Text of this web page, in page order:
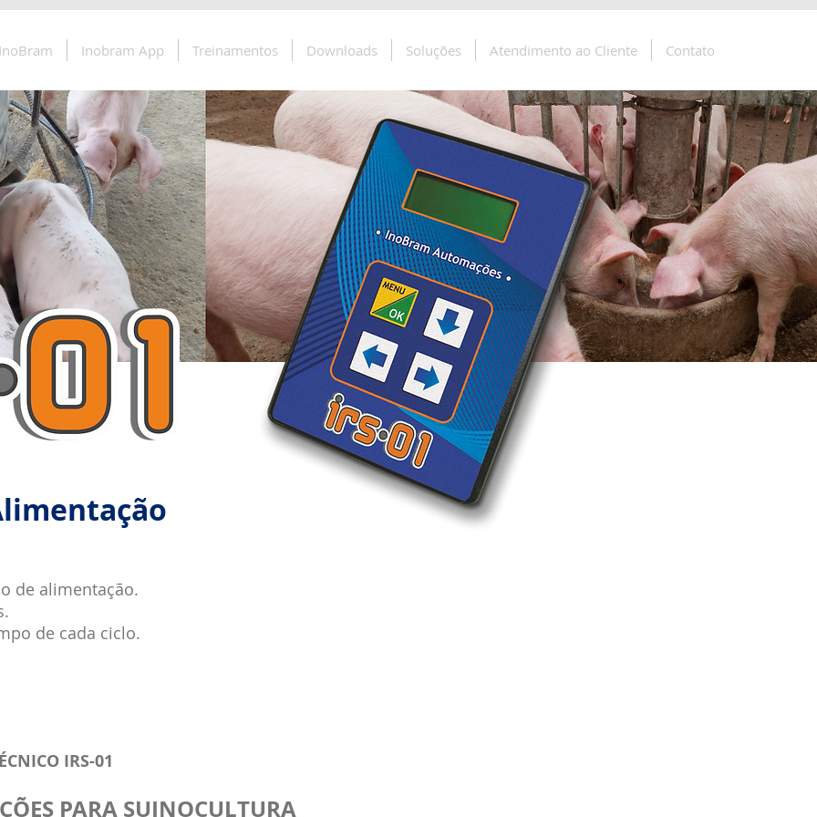
Inobram App Treinamentos Downloads Soluções Atendimento ao Cliente Contato
de alimentação.
de cada ciclo.
IRS-01
PARA SUINOCULTURA